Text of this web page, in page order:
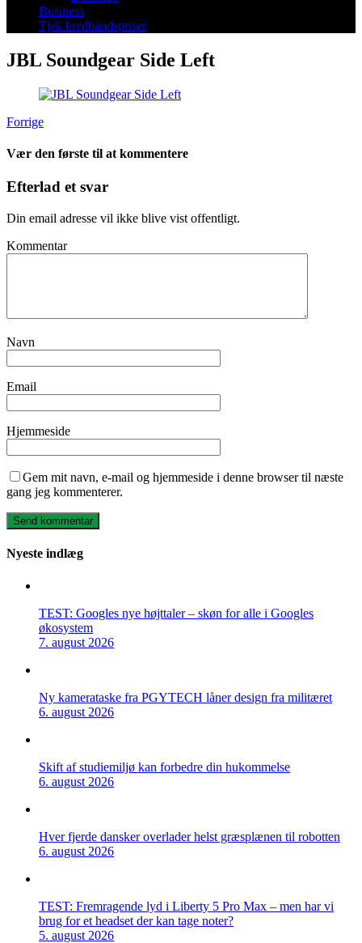
Business
Tjek bredbåndspriser
JBL Soundgear Side Left
Forrige
Vær den første til at kommentere
Efterlad et svar
Din email adresse vil ikke blive vist offentligt.
Kommentar
Navn
Email
Hjemmeside
Gem mit navn, e-mail og hjemmeside i denne browser til næste
gang jeg kommenterer.
Nyeste indlæg
TEST: Googles nye højttaler – skøn for alle i Googles
økosystem
7. august 2026
Ny kamerataske fra PGYTECH låner design fra militæret
6. august 2026
Skift af studiemiljø kan forbedre din hukommelse
6. august 2026
Hver fjerde dansker overlader helst græsplænen til robotten
6. august 2026
TEST: Fremragende lyd i Liberty 5 Pro Max – men har vi
brug for et headset der kan tage noter?
5. august 2026